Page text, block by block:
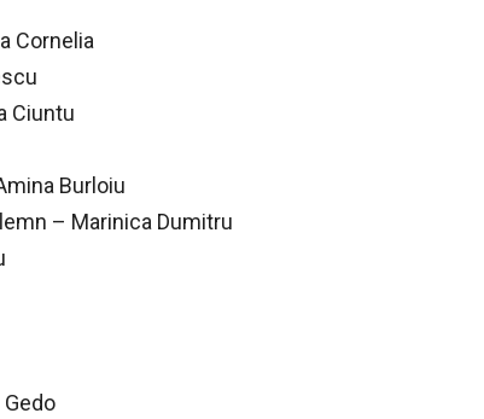
Cornelia
Ciuntu
Burloiu
– Marinica Dumitru